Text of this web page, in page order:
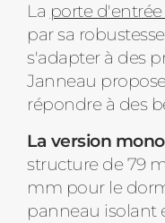
La porte
par sa
s'adapter à des
Janneau
répondre à des
La version
structure de 79
mm pour le
panneau isolant